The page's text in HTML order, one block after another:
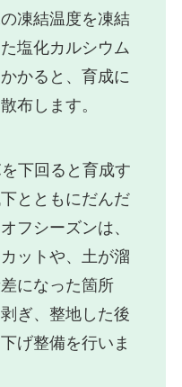
凍結温度を凍結
塩化カルシウム
かると、育成に
布します。
下回ると育成す
とともにだんだ
フシーズンは、
ットや、土が溜
になった箇所
ぎ、整地した後
げ整備を行いま